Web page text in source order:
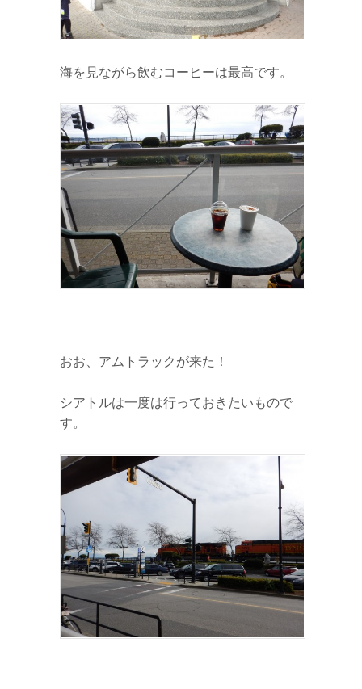
海を見ながら飲むコーヒーは最高です。
おお、アムトラックが来た！
シアトルは一度は行っておきたいもので
す。